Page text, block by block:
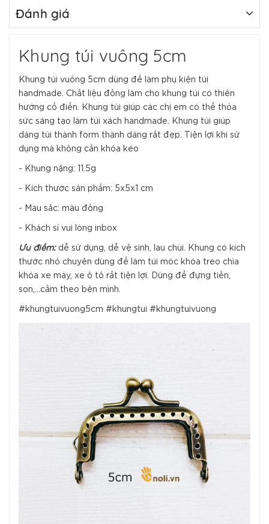
Đánh giá
Khung túi vuông 5cm
Khung túi vuông 5cm dùng để làm phụ kiện túi
handmade. Chất liệu đồng làm cho khung túi có thiên
hướng cổ điển. Khung túi giúp các chị em có thể thỏa
sức sáng tạo làm túi xách handmade. Khung túi giúp
dáng túi thành form thành dáng rất đẹp. Tiện lợi khi sử
dụng mà không cần khóa kéo
- Khung nặng: 11.5g
- Kích thước sản phẩm: 5x5x1 cm
- Màu sắc: màu đồng
- Khách sỉ vui lòng inbox
Ưu điểm:dễ sử dụng, dễ vệ sinh, lau chùi. Khung có kích
thước nhỏ chuyên dùng để làm túi móc khóa treo chìa
khóa xe máy, xe ô tô rất tiện lợi. Dùng để đựng tiền,
son,...cầm theo bên mình.
#khungtuivuong5cm #khungtui #khungtuivuong